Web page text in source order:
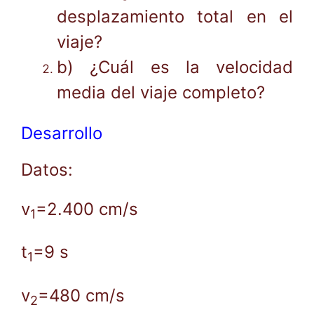
desplazamiento total en el
viaje?
b) ¿Cuál es la velocidad
media del viaje completo?
Desarrollo
Datos:
v1=2.400 cm/s
t1=9 s
v2=480 cm/s